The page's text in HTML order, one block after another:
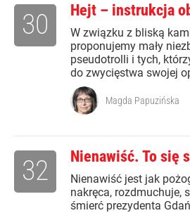
Hejt – instrukcja
W związku z bliską
proponujemy mały
pseudotrolli i tych,
do zwycięstwa swojej
30
Magda Papuzińska
Nienawiść. To się
Nienawiść jest jak
nakręca, rozdmuchuje,
śmierć prezydenta
32